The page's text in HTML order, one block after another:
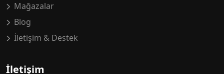
Mağazalar
Blog
İletişim & Destek
İletişim